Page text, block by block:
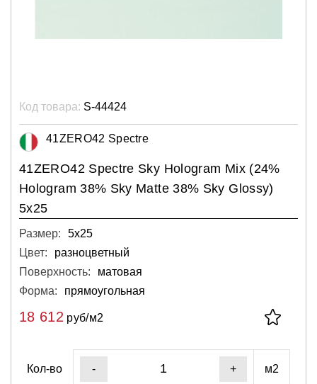
Код товара: S-44424
41ZERO42 Spectre
41ZERO42 Spectre Sky Hologram Mix (24%
Hologram 38% Sky Matte 38% Sky Glossy)
5x25
Размер:
5х25
Цвет:
разноцветный
Поверхность:
матовая
Форма:
прямоугольная
18 612 руб/м2
Кол-во - + м2